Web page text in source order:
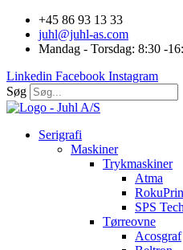
Videre
indhold
+45 86 93 13 33
juhl@juhl-as.com
Mandag - Torsdag: 8:30 -
Linkedin Facebook Instagram
Søg
Serigrafi
Maskiner
Trykmaskiner
Atma
SPS
Tørreovne
Acosgraf